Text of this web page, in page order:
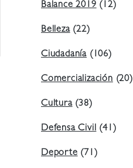
Balance 2019(12)
Belleza(22)
Ciudadanía (106)
Comercialización(20)
Cultura(38)
Defensa Civil(41)
Deporte(71)